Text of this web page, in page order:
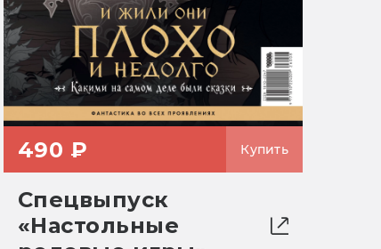
490 ₽ Купить
Спецвыпуск
«Настольные